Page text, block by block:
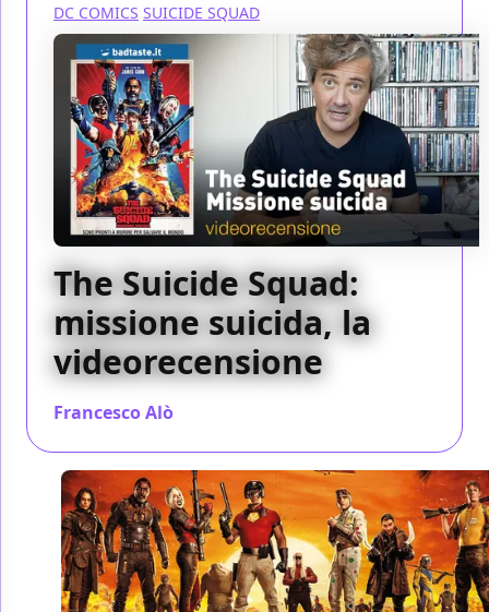
DC COMICS SUICIDE SQUAD
The Suicide Squad:
missione suicida, la
videorecensione
Francesco Alò